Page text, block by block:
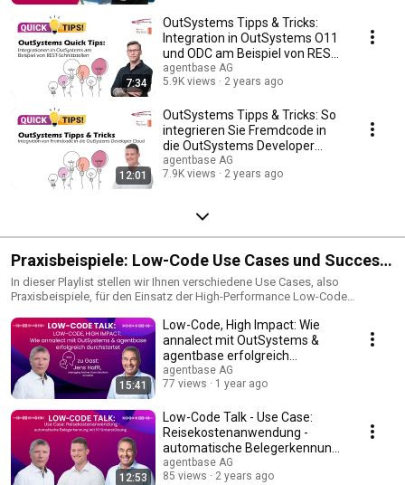
7:34
OutSystems Tipps & Tricks:
Integration in OutSystems O11
und ODC am Beispiel von REST-
Schnittstellen
agentbase AG
5.9K views
2 years ago
12:01
OutSystems Tipps & Tricks: So
integrieren Sie Fremdcode in
die OutSystems Developer
Cloud [ODC]
agentbase AG
7.9K views
2 years ago
Praxisbeispiele: Low-Code Use Cases und Success
Stories
In dieser Playlist stellen wir Ihnen verschiedene Use Cases, also
Praxisbeispiele, für den Einsatz der High-Performance Low-Code
Beispiele erfahren, dann sprechen Sie uns gerne direkt an.
15:41
Low-Code, High Impact: Wie
annalect mit OutSystems &
agentbase erfolgreich
durchstartet
agentbase AG
77 views
1 year ago
12:53
Low-Code Talk - Use Case:
Reisekostenanwendung -
automatische Belegerkennung
mit KI-Unterstützung
agentbase AG
85 views
2 years ago